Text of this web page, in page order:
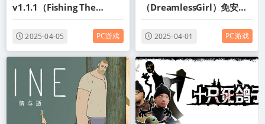
v1.1.1（Fishing The
Abyss）免安装中文版
2025-04-05 PC游戏
（DreamlessGirl）免安装
中文版
2025-04-01 PC游戏